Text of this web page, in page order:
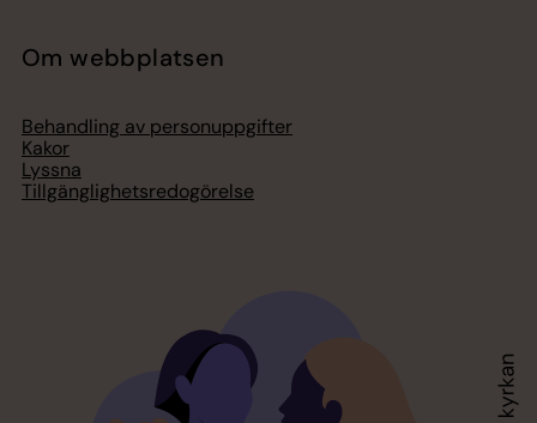
Om webbplatsen
Behandling av personuppgifter
Kakor
Lyssna
Tillgänglighetsredogörelse